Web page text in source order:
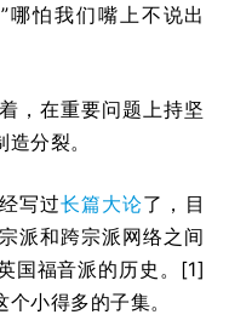
哪怕我们嘴上不说出
，在重要问题上持坚
分裂。
写过长篇大论了，目
派和跨宗派网络之间
国福音派的历史。[1]
小得多的子集。